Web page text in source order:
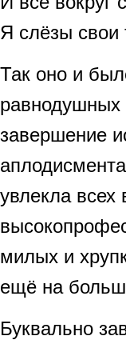
Я слёзы
Так оно и
равнодушных
завершение
увлекла всех
милых и
ещё на
Буквально